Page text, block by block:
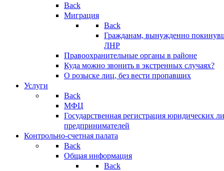
Back
Миграция
Back
Гражданам, вынужденно
ЛНР
Правоохранительные органы в районе
Куда можно звонить в экстренных случаях?
О розыске лиц, без вести пропавших
Услуги
Back
МФЦ
Государственная регистрация юридических
предпринимателей
Контрольно-счетная палата
Back
Общая информация
Back